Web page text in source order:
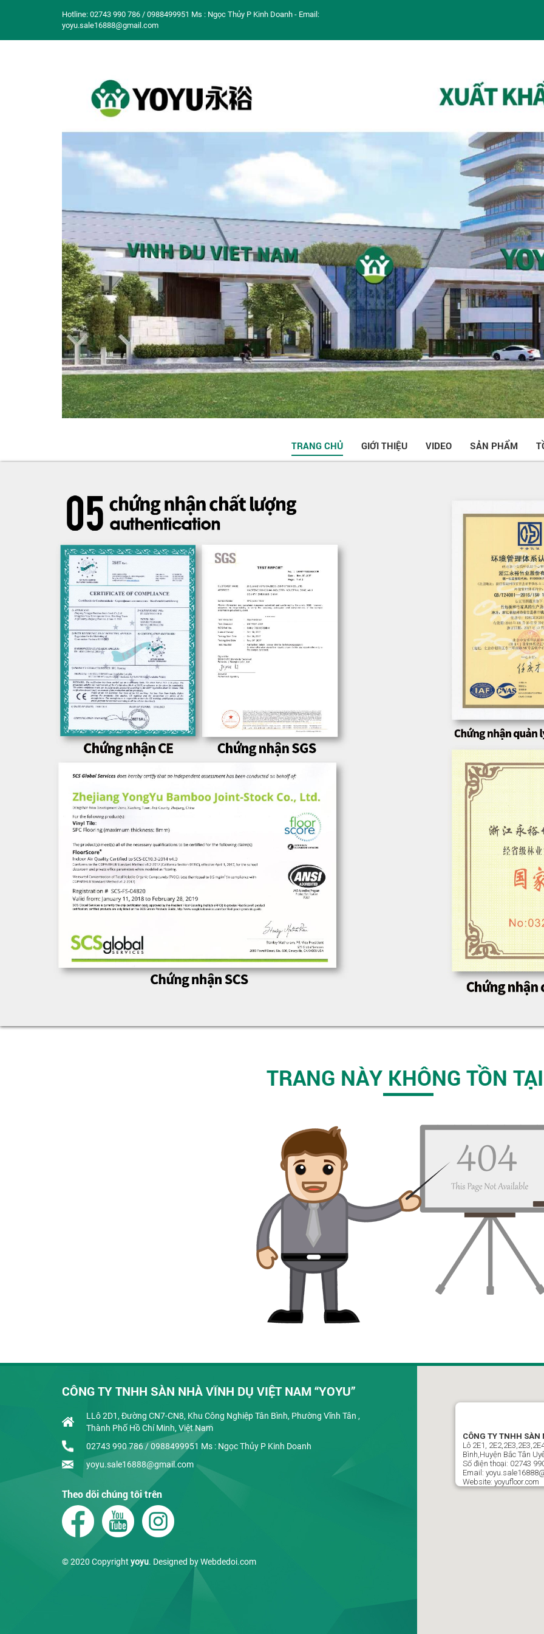
Hotline: 02743 990 786 / 0988499951 Ms : Ngọc Thủy P Kinh Doanh - Email:
yoyu.sale16888@gmail.com
TRANG CHỦ GIỚI THIỆU VIDEO SẢN PHẨM
TRANG NÀY KHÔNG TỒN
CÔNG TY TNHH SÀN NHÀ VĨNH DỤ VIỆT NAM “YOYU”
LLô 2D1, Đường CN7-CN8, Khu Công Nghiệp Tân Bình, Phường Vĩnh Tân ,
Thành Phố Hồ Chí Minh, Việt Nam
02743 990 786 / 0988499951 Ms : Ngọc Thủy P Kinh Doanh
yoyu.sale16888@gmail.com
Theo dõi chúng tôi trên
© 2020 Copyright yoyu. Designed byWebdedoi.com
CÔNG TY TNHH SÀN
Lô 2E1,
Bình,Huyện Bắc Tân
Số điện thoại: 02743
Email:
Website: yoyufloor.com